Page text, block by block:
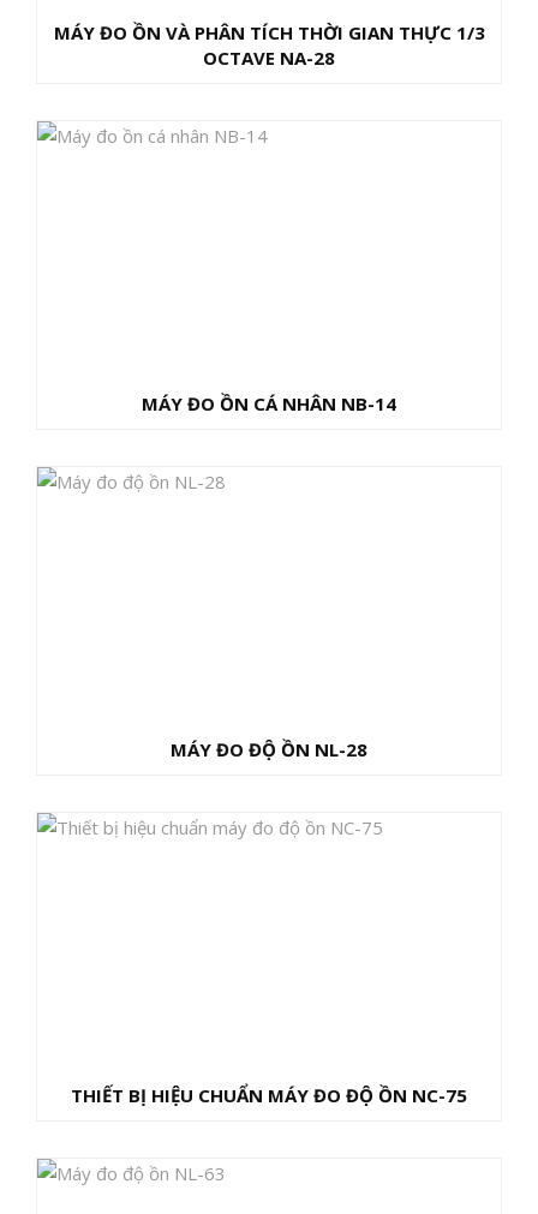
MÁY ĐO ỒN VÀ PHÂN TÍCH THỜI GIAN THỰC 1/3
OCTAVE NA-28
MÁY ĐO ỒN CÁ NHÂN NB-14
MÁY ĐO ĐỘ ỒN NL-28
THIẾT BỊ HIỆU CHUẨN MÁY ĐO ĐỘ ỒN NC-75